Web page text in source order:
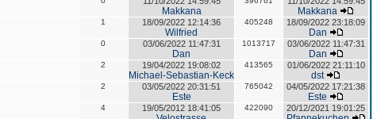
Makkana Makkana
1 18/09/2022 12:14:36
Wilfried
405248 18/09/2022 23:18:09
Dan
0 03/06/2022 11:47:31
Dan
1013717 03/06/2022 11:47:31
Dan
2 19/04/2022 19:08:02
Michael-Sebastian-Keck
413565 01/06/2022 21:11:10
dst
2 03/05/2022 20:31:51
Este
765042 04/05/2022 17:21:38
Este
4 19/05/2012 18:41:05 422090 20/12/2021 19:01:25